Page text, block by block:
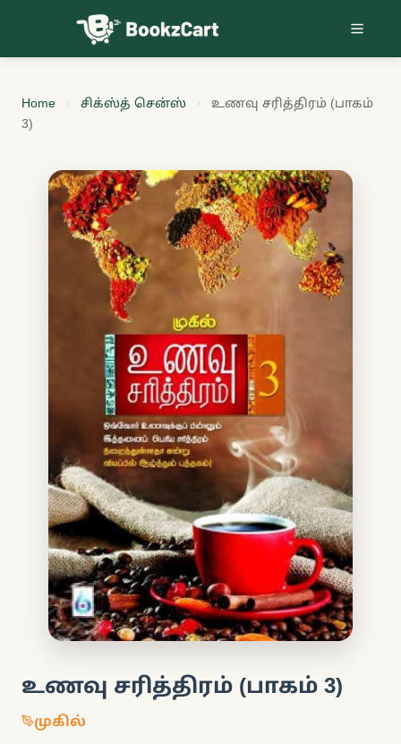
Skip to content
Home சிக்ஸ்த் சென்ஸ்
உணவு சரித்திரம் (பாகம்
3)
உணவு சரித்திரம் (பாகம் 3)
முகில்